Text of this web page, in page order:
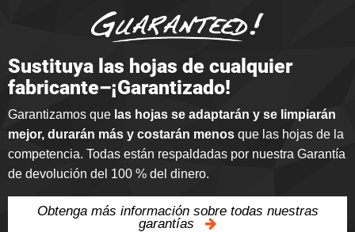
Sustituya las hojas de cualquier
fabricante–¡Garantizado!
Garantizamos que las hojas se adaptarán y se limpiarán
mejor, durarán más y costarán menos que las hojas de la
competencia. Todas están respaldadas por nuestra Garantía
de devolución del 100 % del dinero.
Obtenga más información sobre todas nuestras
garantías